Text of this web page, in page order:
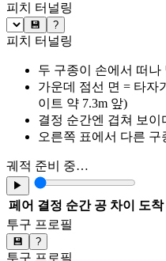
피치 터널링
💾 ?
피치 터널링
두 구종이 손에서 떠
가운데 점선 면 = 타자
이트 약 7.3m 앞)
결정 순간엔 겹쳐 보
오른쪽 표에서 다른
궤적 준비 중…
▶
페어 결정 순간 공 차이 도착
투구 프로필
💾 ?
투구 프로필